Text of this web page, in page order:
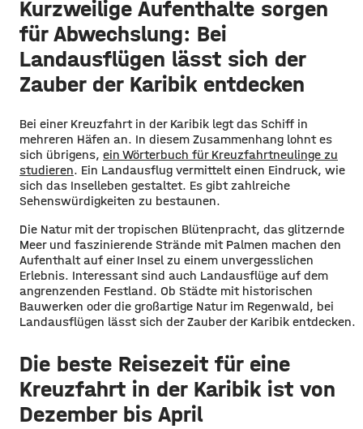
Kurzweilige Aufenthalte sorgen
für Abwechslung: Bei
Landausflügen lässt sich der
Zauber der Karibik entdecken
Bei einer Kreuzfahrt in der Karibik legt das Schiff in
mehreren Häfen an. In diesem Zusammenhang lohnt es
sich übrigens, ein Wörterbuch für Kreuzfahrtneulinge zu
studieren. Ein Landausflug vermittelt einen Eindruck, wie
sich das Inselleben gestaltet. Es gibt zahlreiche
Sehenswürdigkeiten zu bestaunen.
Die Natur mit der tropischen Blütenpracht, das glitzernde
Meer und faszinierende Strände mit Palmen machen den
Aufenthalt auf einer Insel zu einem unvergesslichen
Erlebnis. Interessant sind auch Landausflüge auf dem
angrenzenden Festland. Ob Städte mit historischen
Bauwerken oder die großartige Natur im Regenwald, bei
Landausflügen lässt sich der Zauber der Karibik entdecken.
Die beste Reisezeit für eine
Kreuzfahrt in der Karibik ist von
Dezember bis April